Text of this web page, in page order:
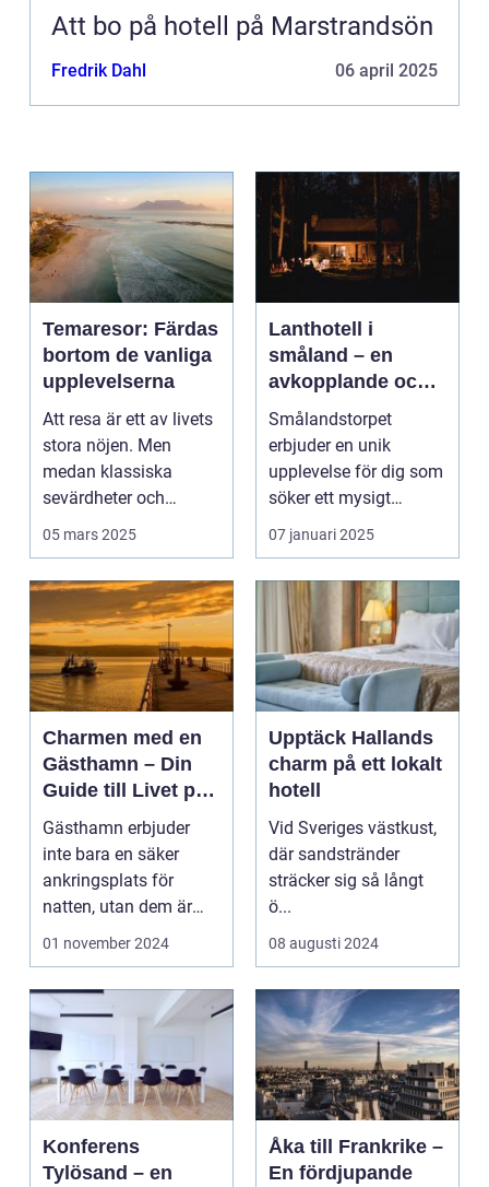
Att bo på hotell på Marstrandsön
Fredrik Dahl 06 april 2025
Temaresor: Färdas
bortom de vanliga
upplevelserna
Att resa är ett av livets
stora nöjen. Men
medan klassiska
sevärdheter och
typiska re...
05 mars 2025
Lanthotell i
småland – en
avkopplande och
hållbar vistelse på
smålandstorpet
Smålandstorpet
erbjuder en unik
upplevelse för dig som
söker ett mysigt
lanthotell i...
07 januari 2025
Charmen med en
Gästhamn – Din
Guide till Livet på
Bryggan
Gästhamn erbjuder
inte bara en säker
ankringsplats för
natten, utan dem är
ocks&...
01 november 2024
Upptäck Hallands
charm på ett lokalt
hotell
Vid Sveriges västkust,
där sandstränder
sträcker sig så långt
ö...
08 augusti 2024
Konferens
Tylösand – en
Åka till Frankrike –
En fördjupande